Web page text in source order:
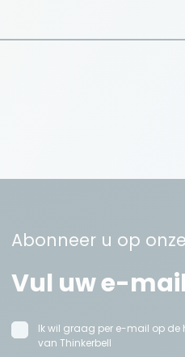
Abonneer u op
Ik wil graag per e-mail op
van Thinkerbell